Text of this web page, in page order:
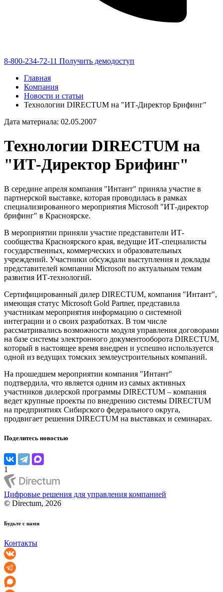
8-800-234-72-11 Получить демодоступ
Главная
Компания
Новости и статьи
Технологии DIRECTUM на "ИТ-Директор Брифинг"
Дата материала: 02.05.2007
Технологии DIRECTUM на
"ИТ-Директор Брифинг"
В середине апреля компания "Интант" приняла участие в
партнерской выставке, которая проводилась в рамках
специализированного мероприятия Microsoft "ИТ-директор
брифинг" в Красноярске.
В мероприятии приняли участие представители ИТ-
сообщества Красноярского края, ведущие ИТ-специалисты
государственных, коммерческих и образовательных
учреждений. Участники обсуждали выступления и доклады
представителей компании Microsoft по актуальным темам
развития ИТ-технологий.
Сертифицированный дилер DIRECTUM, компания "Интант",
имеющая статус Microsoft Gold Partner, представила
участникам мероприятия информацию о системной
интеграции и о своих разработках. В том числе
рассматривались возможности модуля управления договорами
на базе системы электронного документооборота DIRECTUM,
который в настоящее время внедрен и успешно используется
одной из ведущих томских землеустроительных компаний.
На прошедшем мероприятии компания "Интант"
подтвердила, что является одним из самых активных
участников дилерской программы DIRECTUM – компания
ведет крупные проекты по внедрению системы DIRECTUM
на предприятиях Сибирского федерального округа,
продвигает решения DIRECTUM на выставках и семинарах.
Поделитесь новостью
1
Цифровые решения для управления компанией
© Directum, 2026
Будьте с нами
Контакты